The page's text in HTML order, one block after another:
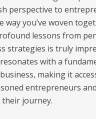
perspective to
way you’ve woven
lessons from
strategies is truly
with a
making it
entrepreneurs
journey.